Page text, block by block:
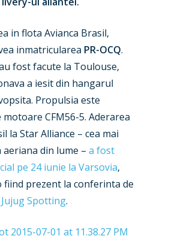
in flota Avianca Brasil,
inmatricularea PR-OCQ.
fost facute la Toulouse,
a iesit din hangarul
Propulsia este
CFM56-5. Aderarea
la Star Alliance – cea mai
din lume – a fost
pe 24 iunie la Varsovia,
fiind prezent la conferinta de
Jujug Spotting.
New Routes
Industry
Accidents / Incidents
Airshows
Paris 2025
Farnborough 2024
Business Jets
Military
Trip Reports
Marketplace
Jobs